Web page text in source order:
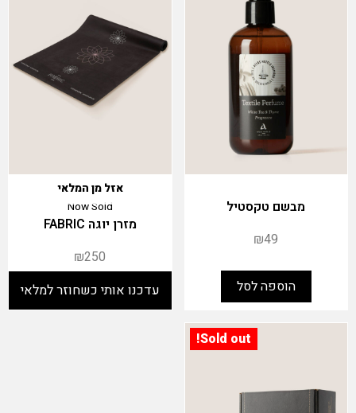
מבשם טקסטיל
₪49
הוספה לסל
Now Sold
אזל מן המלאי
מזרן יוגה FABRIC
₪250
Sold out!